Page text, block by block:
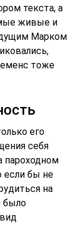
текста, а
живые и
Марком
тоже
его
себя
пароходном
если бы не
на
было